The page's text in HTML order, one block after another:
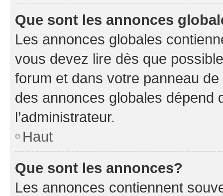
Que sont les annonces
Les annonces globales
vous devez lire dès que
forum et dans votre panneau
des annonces globales dépend
l’administrateur.
Haut
Que sont les annonces?
Les annonces contiennent